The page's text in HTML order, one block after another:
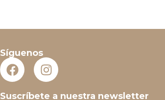
Síguenos
Suscríbete a nuestra newsletter